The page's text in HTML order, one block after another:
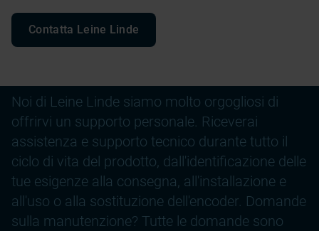
Contatta Leine Linde
Noi di Leine Linde siamo molto orgogliosi di
offrirvi un supporto personale. Riceverai
assistenza e supporto tecnico durante tutto il
ciclo di vita del prodotto, dall'identificazione delle
tue esigenze alla consegna, all'installazione e
all'uso o alla sostituzione dell'encoder. Domande
sulla manutenzione? Tutte le domande sono